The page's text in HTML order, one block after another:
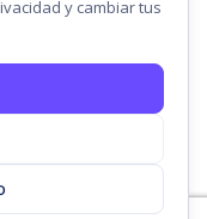
y cambiar tus